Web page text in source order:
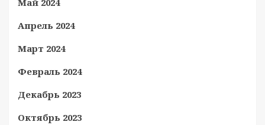
Май 2024
Апрель 2024
Март 2024
Февраль 2024
Декабрь 2023
Октябрь 2023